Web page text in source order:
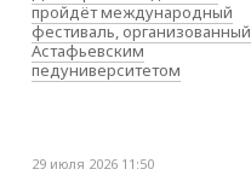
пройдёт международный
фестиваль, организованный
Астафьевским
педуниверситетом
29 июля 2026 11:50